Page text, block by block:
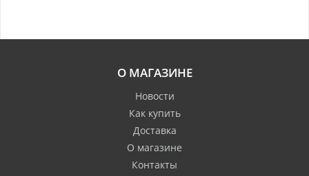
О МАГАЗИНЕ
Новости
Как купить
Доставка
О магазине
Контакты